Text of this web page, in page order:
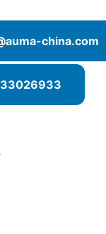
陷的零部件
更换其他易损件
器参数以改进工艺
分析
，具体取决于工作
油脂
密封元件
验收试验及试验报告
分析
期（根据协议）
china.com